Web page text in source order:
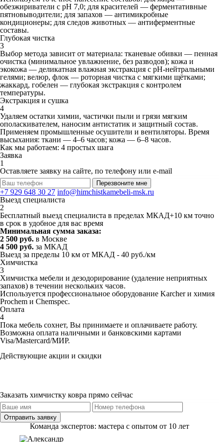
обезжириватели с pH 7,0; для красителей — ферментативные
пятновыводители; для запахов — антимикробные
кондиционеры; для следов животных — антиферментные
составы.
Глубокая чистка
3
Выбор метода зависит от материала: тканевые обивки — пенная
очистка (минимальное увлажнение, без разводов); кожа и
экокожа — деликатная влажная экстракция с pH‑нейтральными
гелями; велюр, флок — роторная чистка с мягкими щётками;
жаккард, гобелен — глубокая экстракция с контролем
температуры.
Экстракция и сушка
4
Удаляем остатки химии, частички пыли и грязи мягким
ополаскивателем, наносим антистатик и защитный состав.
Применяем промышленные осушители и вентиляторы. Время
высыхания: ткани — 4–6 часов; кожа — 6–8 часов.
Как мы работаем: 4 простых шага
Заявка
1
Оставляете заявку на сайте, по телефону или e-mail
Перезвоните мне
+7 929 648 30 27 info@himchistkamebeli-msk.ru
Выезд специалиста
2
Бесплатный выезд специалиста в пределах МКАД+10 км точно
в срок в удобное для вас время
Минимальная сумма заказа:
2 500 руб. в Москве
4 500 руб. за МКАД
Выезд за пределы 10 км от МКАД - 40 руб./км
Химчистка
3
Химчистка мебели и дезодорирование (удаление неприятных
запахов) в течении нескольких часов.
Используется профессиональное оборудование Karcher и химия
Prochem и Chemspec.
Оплата
4
Пока мебель сохнет, Вы принимаете и оплачиваете работу.
Возможна оплата наличными и банковскими картами
Visa/Mastercard/МИР.
Действующие акции и скидки
Заказать химчистку ковра прямо сейчас
Отправить заявку
Команда экспертов: мастера с опытом от 10 лет